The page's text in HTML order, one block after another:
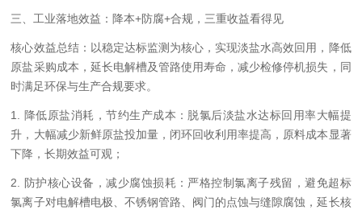
三、工业落地效益：降本+防腐+合规，三重收益看得见
核心效益总结：以稳定达标监测为核心，实现淡盐水高效回用，降低
原盐采购成本，延长电解槽及管路使用寿命，减少检修停机损失，同
时满足环保与生产合规要求。
1. 降低原盐消耗，节约生产成本：脱氯后淡盐水达标回用率大幅提
升，大幅减少新鲜原盐投加量，闭环回收利用率提高，原料成本显著
下降，长期效益可观；
2. 防护核心设备，减少腐蚀损耗：严格控制氯离子残留，避免超标
氯离子对电解槽电极、不锈钢管路、阀门的点蚀与缝隙腐蚀，延长核